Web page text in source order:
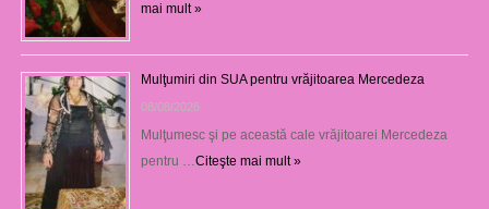
mai mult »
Mulţumiri din SUA pentru vrăjitoarea Mercedeza
08/08/2026
Mulţumesc şi pe această cale vrăjitoarei Mercedeza
pentru …Citeşte mai mult »